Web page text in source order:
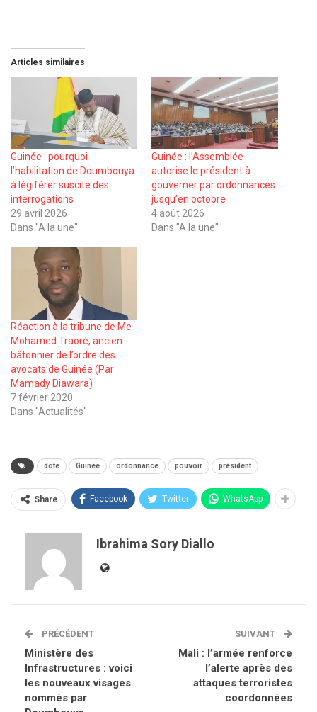
Articles similaires
Guinée : pourquoi
l’habilitation de Doumbouya
à légiférer suscite des
interrogations
29 avril 2026
Dans "A la une"
Guinée : l’Assemblée
autorise le président à
gouverner par ordonnances
jusqu’en octobre
4 août 2026
Dans "A la une"
Réaction à la tribune de Me
Mohamed Traoré, ancien
bâtonnier de l’ordre des
avocats de Guinée (Par
Mamady Diawara)
7 février 2020
Dans "Actualités"
doté Guinée ordonnance pouvoir président
Share Facebook Twitter WhatsApp
Ibrahima Sory Diallo
PRÉCÉDENT
Ministère des
Infrastructures : voici
les nouveaux visages
nommés par
SUIVANT
Mali : l’armée renforce
l’alerte après des
attaques terroristes
coordonnées